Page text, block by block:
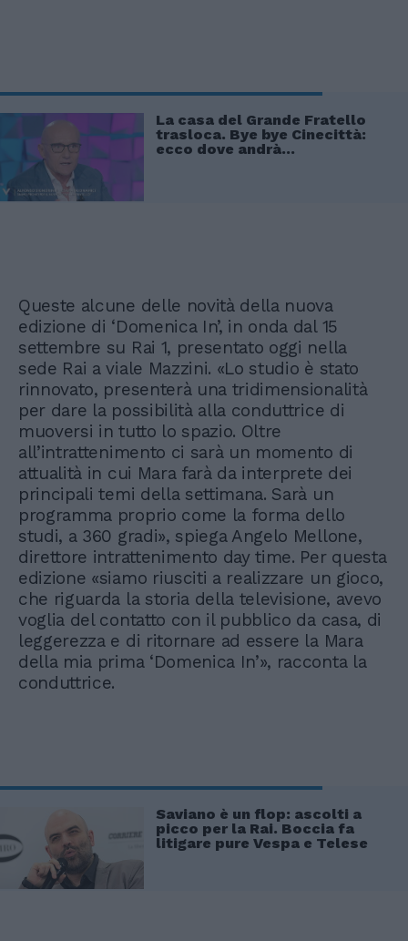
La casa del Grande Fratello
trasloca. Bye bye Cinecittà:
ecco dove andrà...
Queste alcune delle novità della nuova
edizione di ‘Domenica In’, in onda dal 15
settembre su Rai 1, presentato oggi nella
sede Rai a viale Mazzini. «Lo studio è stato
rinnovato, presenterà una tridimensionalità
per dare la possibilità alla conduttrice di
muoversi in tutto lo spazio. Oltre
all’intrattenimento ci sarà un momento di
attualità in cui Mara farà da interprete dei
principali temi della settimana. Sarà un
programma proprio come la forma dello
studi, a 360 gradi», spiega Angelo Mellone,
direttore intrattenimento day time. Per questa
edizione «siamo riusciti a realizzare un gioco,
che riguarda la storia della televisione, avevo
voglia del contatto con il pubblico da casa, di
leggerezza e di ritornare ad essere la Mara
della mia prima ‘Domenica In’», racconta la
conduttrice.
Saviano è un flop: ascolti a
picco per la Rai. Boccia fa
litigare pure Vespa e Telese